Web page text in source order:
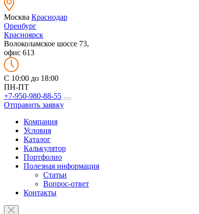
Москва Краснодар
Оренбург
Красноярск
Волоколамское шоссе 73,
офис 613
C 10:00 до 18:00
ПН-ПТ
+7-950-980-88-55
Отправить заявку
Компания
Условия
Каталог
Калькулятор
Портфолио
Полезная информация
Статьи
Вопрос-ответ
Контакты